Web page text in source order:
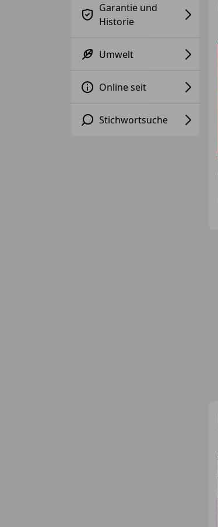
Garantie und
Historie
Umwelt
Online seit
Stichwortsuche